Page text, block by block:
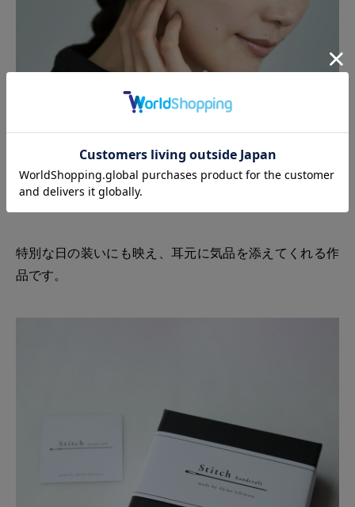
写真：西 希 モデル：松本有未
特別な日の装いにも映え、耳元に気品を添えてくれる作
品です。